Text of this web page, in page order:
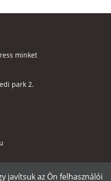
minket
park 2.
javítsuk az Ön felhasználói